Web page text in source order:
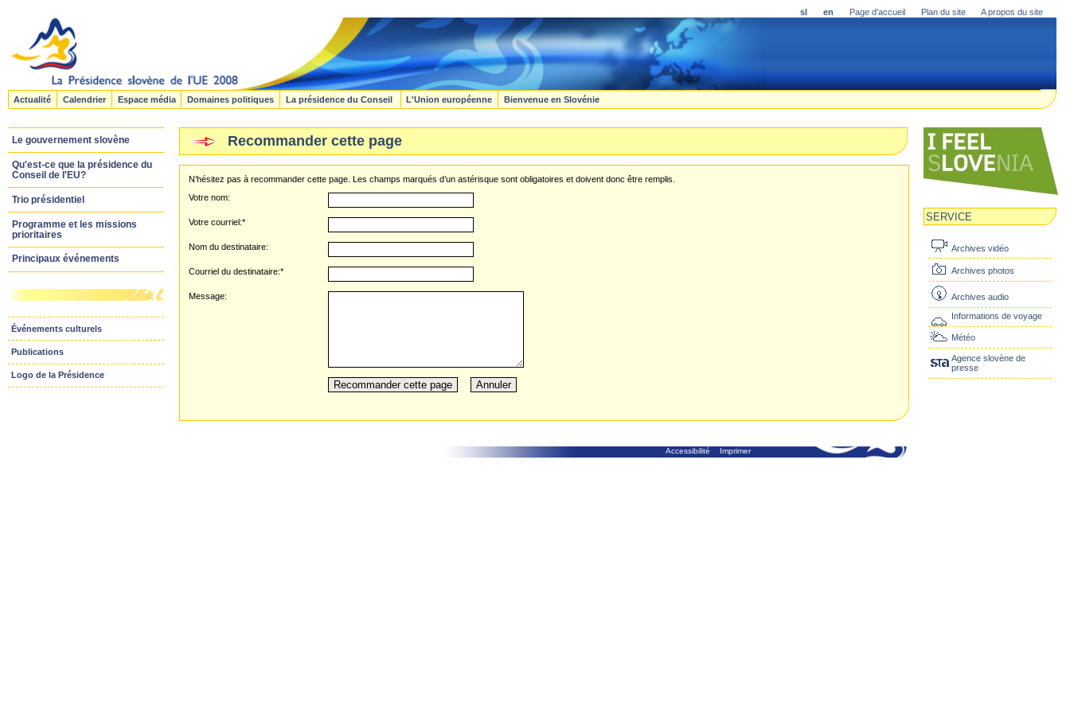
sl en Page d'accueil Plan du site A propos du site
Actualité Calendrier Espace média Domaines politiques La présidence du Conseil L'Union européenne Bienvenue en Slovénie
Le gouvernement slovène
Qu'est-ce que la présidence du
Conseil de l'EU?
Trio présidentiel
Programme et les missions
prioritaires
Principaux événements
Événements culturels
Publications
Logo de la Présidence
SERVICE
Archives vidéo
Archives photos
Archives audio
Informations de voyage
Météo
Agence slovène de
presse
Recommander cette page
N’hésitez pas à recommander cette page. Les champs marqués d’un astérisque sont obligatoires et doivent donc être remplis.
Votre nom:
Votre courriel:*
Nom du destinataire:
Courriel du destinataire:*
Message:
Accessibilité Imprimer